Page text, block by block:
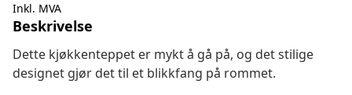
Inkl. MVA
Beskrivelse
Dette kjøkkenteppet er mykt å gå på, og det stilige
designet gjør det til et blikkfang på rommet.